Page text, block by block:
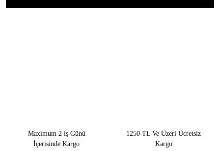
Maximum 2 iş Günü
İçerisinde Kargo
1250 TL Ve Üzeri Ücretsiz
Kargo